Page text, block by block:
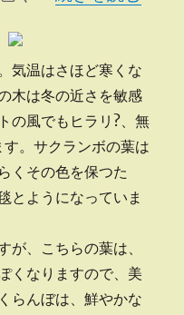
気温はさほど寒くな
木は冬の近さを敏感
の風でもヒラリ?、無
。サクランボの葉は
くその色を保つた
とようになっていま
、こちらの葉は、
くなりますので、美
らんぼは、鮮やかな